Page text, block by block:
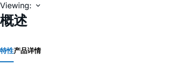
Viewing:
概述
特性产品详情